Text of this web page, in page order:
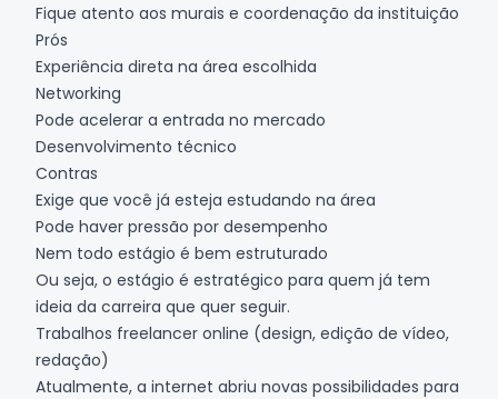
Fique atento aos murais e coordenação da instituição
Prós
Experiência direta na área escolhida
Networking
Pode acelerar a entrada no mercado
Desenvolvimento técnico
Contras
Exige que você já esteja estudando na área
Pode haver pressão por desempenho
Nem todo estágio é bem estruturado
Ou seja, o estágio é estratégico para quem já tem
ideia da carreira que quer seguir.
Trabalhos freelancer online (design, edição de vídeo,
redação)
Atualmente, a internet abriu novas possibilidades para